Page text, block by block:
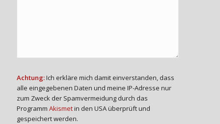
Achtung:Ich erkläre mich damit einverstanden, dass
alle eingegebenen Daten und meine IP-Adresse nur
zum Zweck der Spamvermeidung durch das
Programm Akismetin den USA überprüft und
gespeichert werden.